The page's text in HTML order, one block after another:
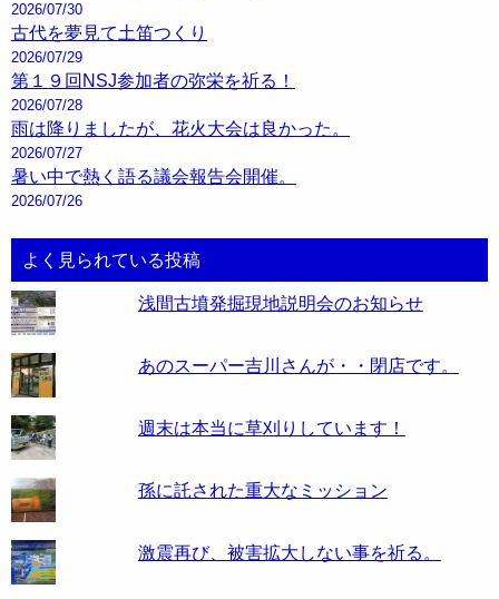
2026/07/30
古代を夢見て土笛つくり
2026/07/29
第１９回NSJ参加者の弥栄を祈る！
2026/07/28
雨は降りましたが、花火大会は良かった。
2026/07/27
暑い中で熱く語る議会報告会開催。
2026/07/26
よく見られている投稿
浅間古墳発掘現地説明会のお知らせ
あのスーパー吉川さんが・・閉店です。
週末は本当に草刈りしています！
孫に託された重大なミッション
激震再び、被害拡大しない事を祈る。